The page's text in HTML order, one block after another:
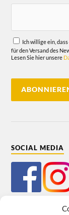
Ich willige ein,
für den Versand des
Lesen Sie hier unsere
SOCIAL MEDIA